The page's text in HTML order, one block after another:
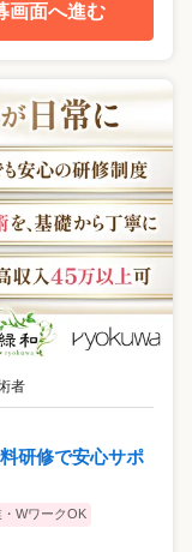
画面へ進む
者
研修で安心サポ
WワークOK